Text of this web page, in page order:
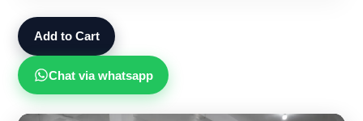
Add to Cart
Chat via whatsapp